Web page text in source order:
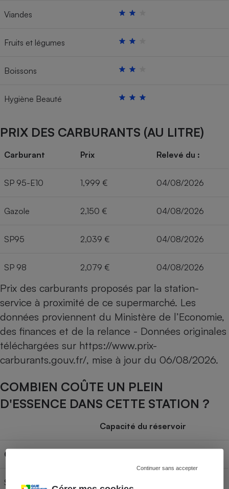
Continuer sans accepter
Viandes
Fruits et légumes
Boissons
Hygiène Beauté
PRIX DES CARBURANTS (AU LITRE)
Carburant Prix Relevé du :
SP 95-E10 1,999 € 04/08/2026
Gazole 2,150 € 04/08/2026
SP95 2,039 € 04/08/2026
SP 98 2,079 € 04/08/2026
Prix des carburants proposés par la station-
service à proximité de ce supermarché. Les
données proviennent du Ministère de l’Economie,
des finances et de la relance - Données originales
téléchargées sur https://www.prix-
carburants.gouv.fr/, mise à jour du 06/08/2026.
COMBIEN COÛTE UN PLEIN
D'ESSENCE DANS CETTE STATION ?
Capacité du réservoir
Carburant
SP 95-E10